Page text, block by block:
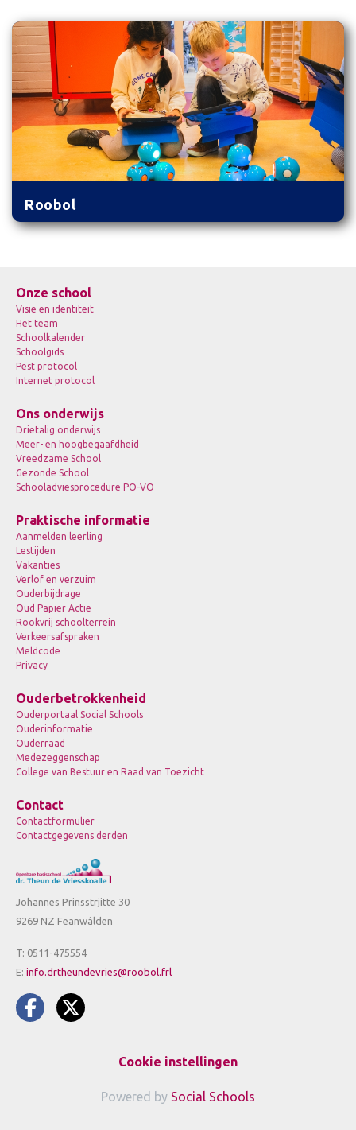
Roobol
Onze school
Visie en identiteit
Het team
Schoolkalender
Schoolgids
Pest protocol
Internet protocol
Ons onderwijs
Drietalig onderwijs
Meer- en hoogbegaafdheid
Vreedzame School
Gezonde School
Schooladviesprocedure PO-VO
Praktische informatie
Aanmelden leerling
Lestijden
Vakanties
Verlof en verzuim
Ouderbijdrage
Oud Papier Actie
Rookvrij schoolterrein
Verkeersafspraken
Meldcode
Privacy
Ouderbetrokkenheid
Ouderportaal Social Schools
Ouderinformatie
Ouderraad
Medezeggenschap
College van Bestuur en Raad van Toezicht
Contact
Contactformulier
Contactgegevens derden
Johannes Prinsstrjitte 30
9269 NZ Feanwâlden
T: 0511-475554
E: info.drtheundevries@roobol.frl
Cookie instellingen
Powered by Social Schools